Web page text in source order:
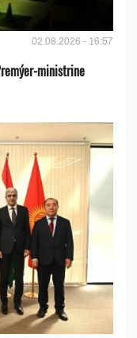
02.08.2026 - 16:57
ministrine